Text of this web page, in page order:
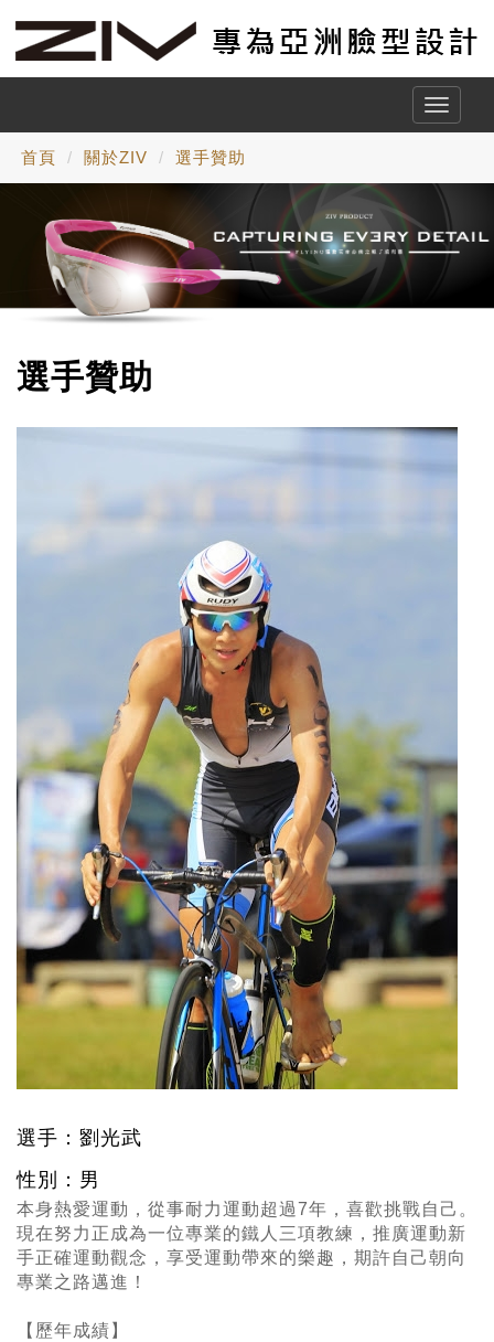
Toggle
首頁 關於ZIV 選手贊助
選手贊助
選手：劉光武
性別：男
本身熱愛運動，從事耐力運動超過7年，喜歡挑戰自己。
現在努力正成為一位專業的鐵人三項教練，推廣運動新
手正確運動觀念，享受運動帶來的樂趣，期許自己朝向
專業之路邁進！
【歷年成績】